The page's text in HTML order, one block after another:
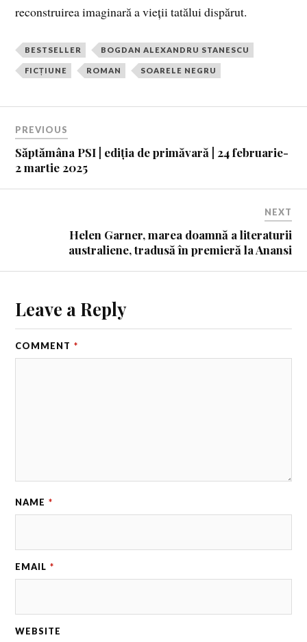
reconstruirea imaginară a vieții tatălui dispărut.
BESTSELLER BOGDAN ALEXANDRU STANESCU
FICȚIUNE ROMAN SOARELE NEGRU
PREVIOUS
Săptămâna PSI | ediția de primăvară | 24 februarie-
2 martie 2025
NEXT
Helen Garner, marea doamnă a literaturii
australiene, tradusă în premieră la Anansi
Leave a Reply
COMMENT *
NAME *
EMAIL *
WEBSITE